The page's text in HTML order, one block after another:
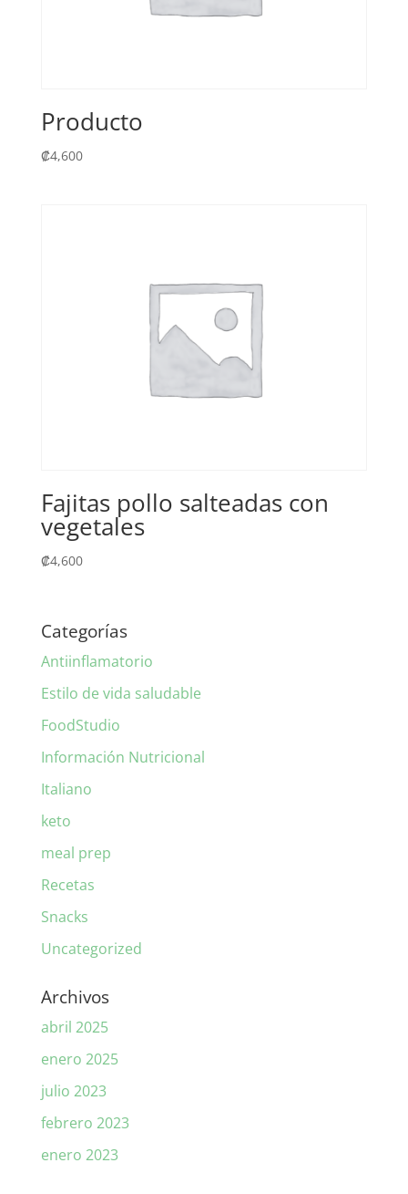
Producto
₡4,600
Fajitas pollo salteadas con
vegetales
₡4,600
Categorías
Antiinflamatorio
Estilo de vida saludable
FoodStudio
Información Nutricional
Italiano
keto
meal prep
Recetas
Snacks
Uncategorized
Archivos
abril 2025
enero 2025
julio 2023
febrero 2023
enero 2023